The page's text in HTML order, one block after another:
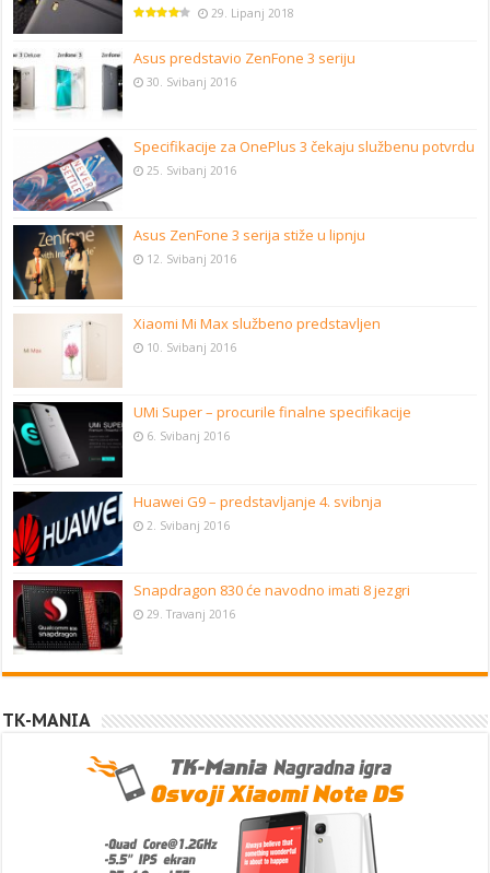
29. Lipanj 2018
Asus predstavio ZenFone 3 seriju
30. Svibanj 2016
Specifikacije za OnePlus 3 čekaju službenu potvrdu
25. Svibanj 2016
Asus ZenFone 3 serija stiže u lipnju
12. Svibanj 2016
Xiaomi Mi Max službeno predstavljen
10. Svibanj 2016
UMi Super – procurile finalne specifikacije
6. Svibanj 2016
Huawei G9 – predstavljanje 4. svibnja
2. Svibanj 2016
Snapdragon 830 će navodno imati 8 jezgri
29. Travanj 2016
TK-MANIA